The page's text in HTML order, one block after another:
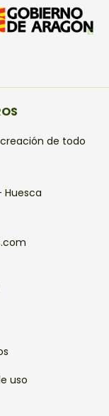
de todo
Huesca
uso